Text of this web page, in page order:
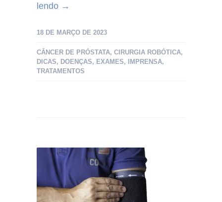
lendo →
18 DE MARÇO DE 2023
CÂNCER DE PRÓSTATA, CIRURGIA ROBÓTICA,
DICAS, DOENÇAS, EXAMES, IMPRENSA,
TRATAMENTOS